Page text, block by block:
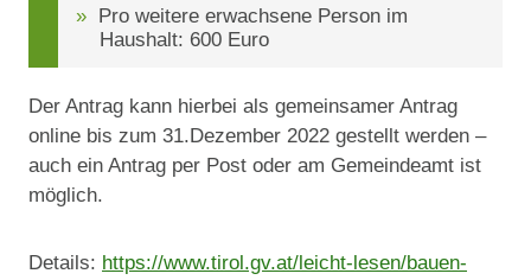
Pro weitere erwachsene Person im
Haushalt: 600 Euro
Der Antrag kann hierbei als gemeinsamer Antrag
online bis zum 31.Dezember 2022 gestellt werden –
auch ein Antrag per Post oder am Gemeindeamt ist
möglich.
Details: https://www.tirol.gv.at/leicht-lesen/bauen-